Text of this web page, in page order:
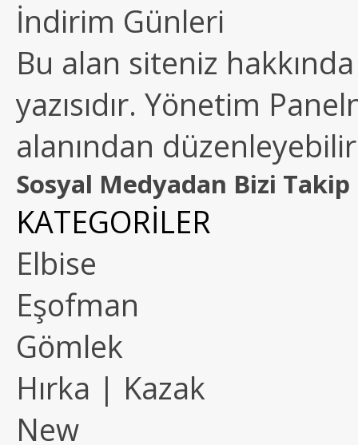
İndirim Günleri
Bu alan siteniz
yazısıdır. Yönetim
alanından
Sosyal Medyadan Bizi Takip
KATEGORİLER
Elbise
Eşofman
Gömlek
Hırka | Kazak
New